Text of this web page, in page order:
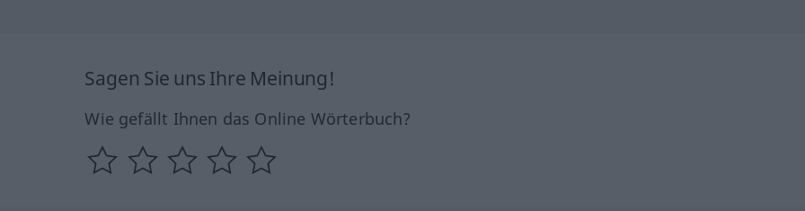
Sagen Sie uns Ihre Meinung!
Wie gefällt Ihnen das Online Wörterbuch?